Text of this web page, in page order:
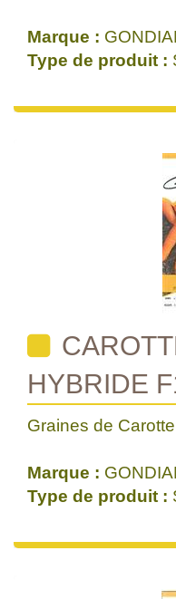
Marque :
Type de produit :
HYBRIDE
Graines de
Marque :
Type de produit :